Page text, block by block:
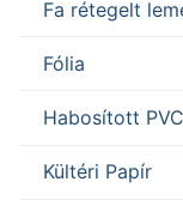
Fa rétegelt
Fólia
Habosított PVC
Kültéri Papír